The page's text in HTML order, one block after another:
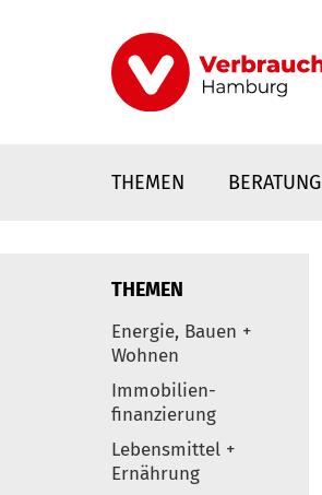
THEMEN BERATUNG
Elemente
THEMEN
Energie, Bauen +
Wohnen
Immobilien-
finanzierung
Lebensmittel +
Ernährung